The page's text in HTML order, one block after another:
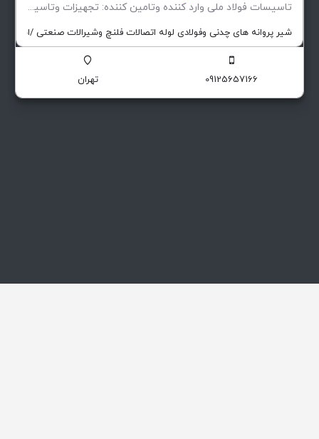
تاسیسات فولاد ملی وارد کننده وتامین کننده: تجهیزات وتاسیسات پروژهای صنعتی صنایع نفتی…
شیر پروانه های چدنی وفولادی لوله اتصالات فلنچ وشیرالات صنعتی /اب/گاز/
09125657166 تهران